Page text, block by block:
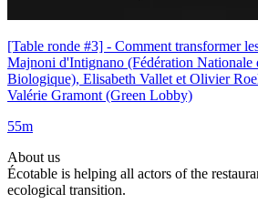
[Table ronde #3] - Comment transformer
Majnoni d'Intignano (Fédération
Biologique), Elisabeth Vallet et Olivier
Valérie Gramont (Green Lobby)
55m
About us
Écotable is helping all actors of the
ecological transition.